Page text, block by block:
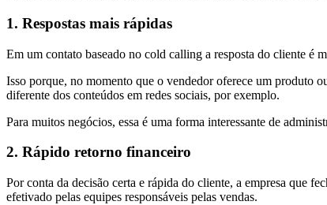
1. Respostas mais rápidas
Em um contato baseado no cold calling a resposta do cliente é
Isso porque, no momento que o vendedor oferece um produto
diferente dos conteúdos em redes sociais, por exemplo.
Para muitos negócios, essa é uma forma interessante de
2. Rápido retorno financeiro
Por conta da decisão certa e rápida do cliente, a empresa que
efetivado pelas equipes responsáveis pelas vendas.